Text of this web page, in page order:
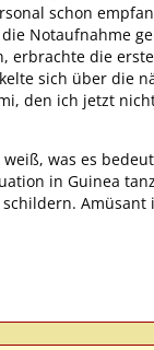
schon
Notaufnahme
erbrachte die
sich über die
den ich jetzt
was es
in Guinea
Amüsant